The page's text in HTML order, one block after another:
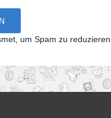
um Spam zu reduzieren.